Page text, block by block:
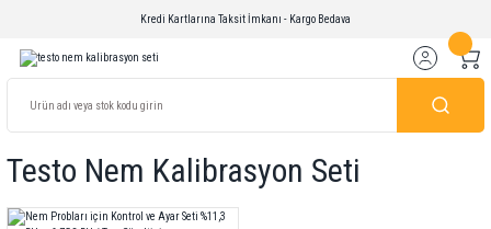
Kredi Kartlarına Taksit İmkanı - Kargo Bedava
Testo Nem Kalibrasyon Seti